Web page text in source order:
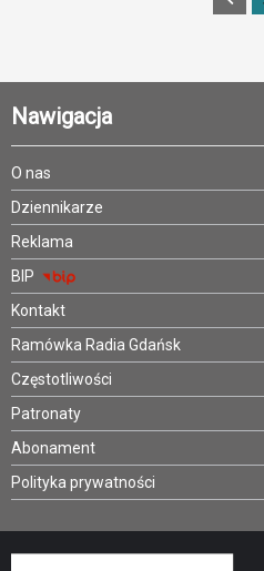
Nawigacja
O nas
Dziennikarze
Reklama
BIP
Kontakt
Ramówka Radia Gdańsk
Częstotliwości
Patronaty
Abonament
Polityka prywatności